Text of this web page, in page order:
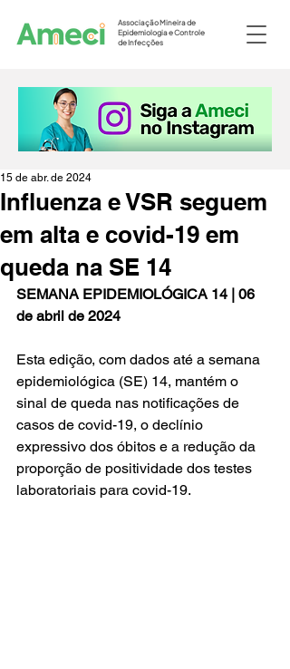
Associação Mineira de
Epidemiologia e Controle
de Infecções
Influenza e VSR seguem
em alta e covid-19 em
queda na SE 14
15 de abr. de 2024
SEMANA EPIDEMIOLÓGICA 14 | 06
de abril de 2024
Esta edição, com dados até a semana
epidemiológica (SE) 14, mantém o
sinal de queda nas notificações de
casos de covid-19, o declínio
expressivo dos óbitos e a redução da
proporção de positividade dos testes
laboratoriais para covid-19.